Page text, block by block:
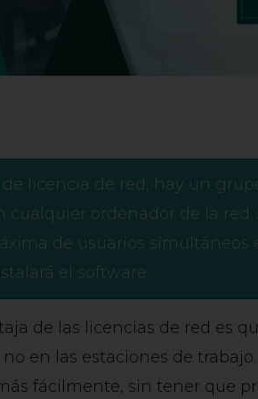
licencia de red, hay un
cualquier ordenador de la
de usuarios simultáneos
el software.
de las licencias de red es
en las estaciones de
fácilmente, sin tener que